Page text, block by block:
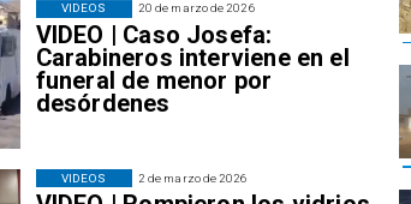
20 de marzo de 2026
VIDEO | Caso Josefa:
Carabineros interviene en el
funeral de menor por
desórdenes
VIDEOS
2 de marzo de 2026
VIDEOS